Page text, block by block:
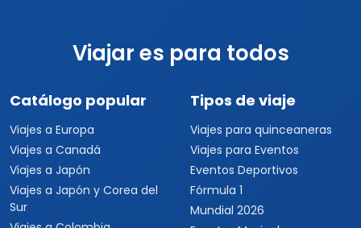
Viajar es para todos
Catálogo popular
Viajes a Europa
Viajes a Canadá
Viajes a Japón
Viajes a Japón y Corea del
Sur
Tipos de viaje
Viajes para quinceaneras
Viajes para Eventos
Eventos Deportivos
Fórmula 1
Mundial 2026